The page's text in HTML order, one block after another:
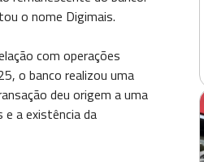
o nome Digimais.
com operações
o banco realizou uma
deu origem a uma
a existência da